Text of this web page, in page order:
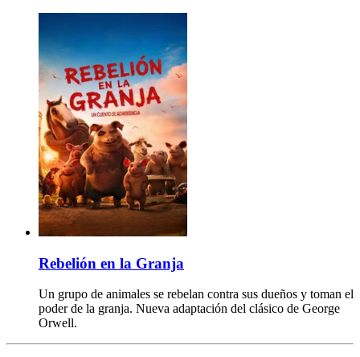
Rebelión en la Granja
Un grupo de animales se rebelan contra sus dueños y toman el
poder de la granja. Nueva adaptación del clásico de George
Orwell.